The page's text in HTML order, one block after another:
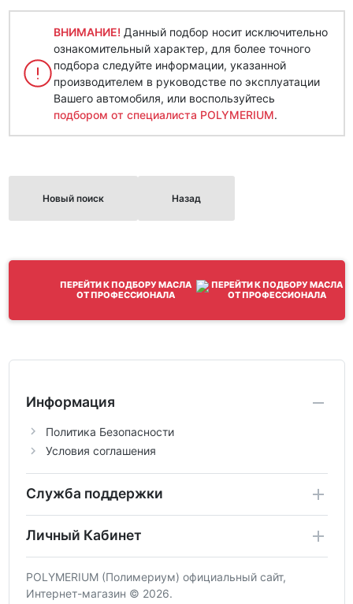
ВНИМАНИЕ! Данный подбор носит исключительно
ознакомительный характер, для более точного
подбора следуйте информации, указанной
производителем в руководстве по эксплуатации
Вашего автомобиля, или воспользуйтесь
подбором от специалиста POLYMERIUM.
Новый поиск Назад
ПЕРЕЙТИ К ПОДБОРУ МАСЛА
ОТ ПРОФЕССИОНАЛА
Информация
Политика Безопасности
Условия соглашения
Служба поддержки
Личный Кабинет
POLYMERIUM (Полимериум) официальный сайт,
Интернет-магазин © 2026.